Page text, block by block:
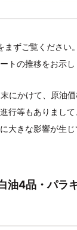
まずご覧ください
トの推移をお示し
にかけて、原油
行等もありまし
大きな影響が生じ
4品・パラキ